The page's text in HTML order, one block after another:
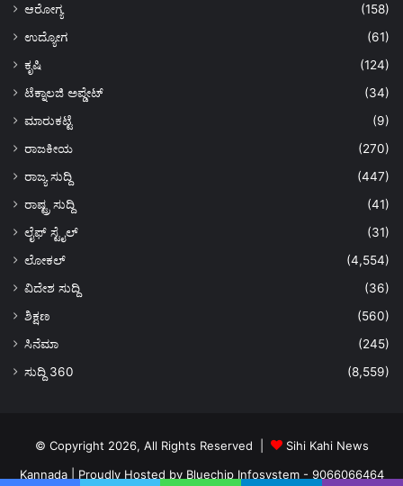
ಆರೋಗ್ಯ
(158)
ಉದ್ಯೋಗ
(61)
ಕೃಷಿ
(124)
ಟೆಕ್ನಾಲಜಿ ಅಪ್ಡೇಟ್
(34)
ಮಾರುಕಟ್ಟೆ
(9)
ರಾಜಕೀಯ
(270)
ರಾಜ್ಯ ಸುದ್ದಿ
(447)
ರಾಷ್ಟ್ರ ಸುದ್ದಿ
(41)
ಲೈಫ್ ಸ್ಟೈಲ್
(31)
ಲೋಕಲ್
(4,554)
ವಿದೇಶ ಸುದ್ದಿ
(36)
ಶಿಕ್ಷಣ
(560)
ಸಿನೆಮಾ
(245)
ಸುದ್ದಿ 360
(8,559)
© Copyright 2026, All Rights Reserved |
Sihi Kahi News
Kannada| Proudly Hosted by Bluechip Infosystem - 9066066464